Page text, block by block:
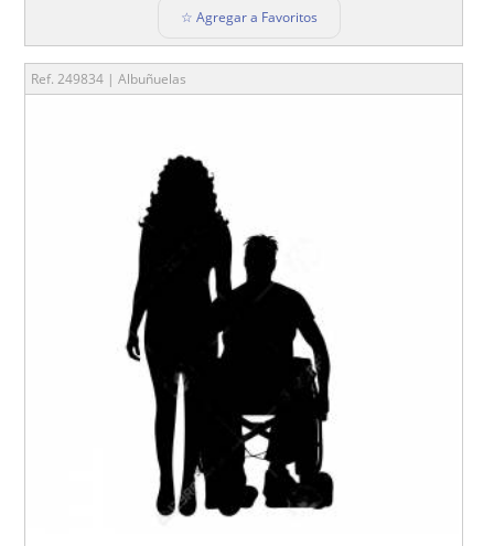
☆ Agregar a Favoritos
Ref. 249834 | Albuñuelas